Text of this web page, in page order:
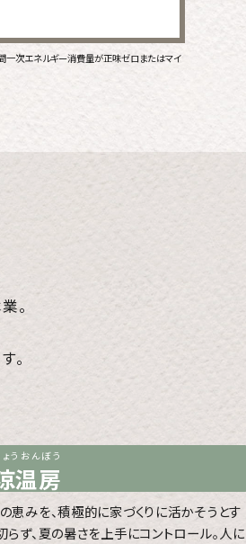
間一次エネルギー消費量が正味ゼロまたはマイ
。
。
温房
ょうおんぼう
みを、積極的に家づくりに活かそうとす
ず、夏の暑さを上手にコントロール。人に